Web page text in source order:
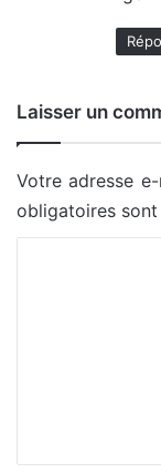
Laisser un
Votre adresse
obligatoires